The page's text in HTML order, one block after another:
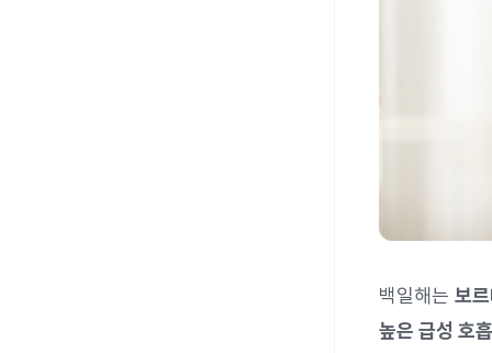
백일해는 보
높은 급성 호